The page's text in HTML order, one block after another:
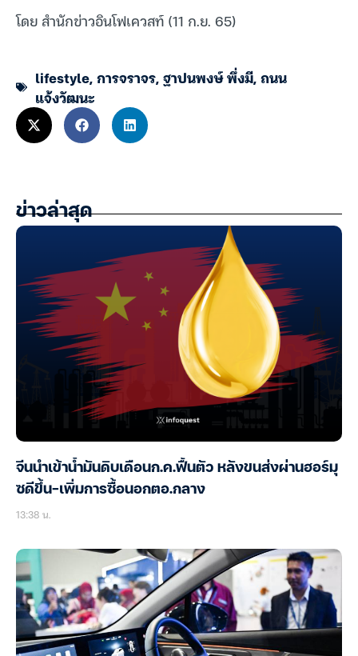
โดย สำนักข่าวอินโฟเควสท์ (11 ก.ย. 65)
lifestyle,การจราจร,ฐาปนพงษ์​ พึ่งมี,ถนน
แจ้งวัฒนะ
ข่าวล่าสุด
จีนนำเข้าน้ำมันดิบเดือนก.ค.ฟื้นตัว หลังขนส่งผ่านฮอร์มุ
ซดีขึ้น-เพิ่มการซื้อนอกตอ.กลาง
13:38 น.